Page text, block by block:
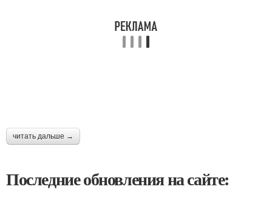
читать дальше →
Последние обновления на сайте: